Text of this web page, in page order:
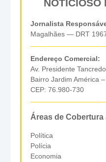
NOTICIOSO
Jornalista
Magalhães — DRT
Endereço Comercial:
Av. Presidente
Bairro Jardim América
CEP: 76.980-730
Áreas de
Política
Polícia
Economia